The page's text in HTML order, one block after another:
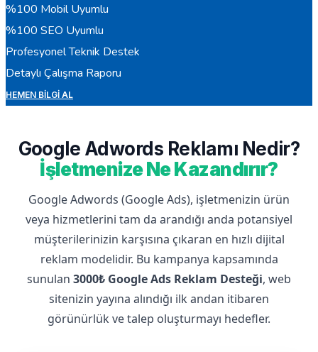
%100 Mobil Uyumlu
%100 SEO Uyumlu
Profesyonel Teknik Destek
Detaylı Çalışma Raporu
HEMEN BILGI AL
Google Adwords Reklamı Nedir?
İşletmenize Ne Kazandırır?
Google Adwords (Google Ads), işletmenizin ürün
veya hizmetlerini tam da arandığı anda potansiyel
müşterilerinizin karşısına çıkaran en hızlı dijital
reklam modelidir. Bu kampanya kapsamında
sunulan 3000₺ Google Ads Reklam Desteği, web
sitenizin yayına alındığı ilk andan itibaren
görünürlük ve talep oluşturmayı hedefler.